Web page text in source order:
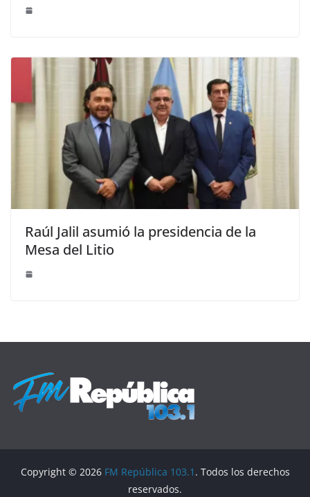
Raúl Jalil asumió la presidencia de la
Mesa del Litio
Copyright © 2026 FM República 103.1 . Todos los derechos
reservados.